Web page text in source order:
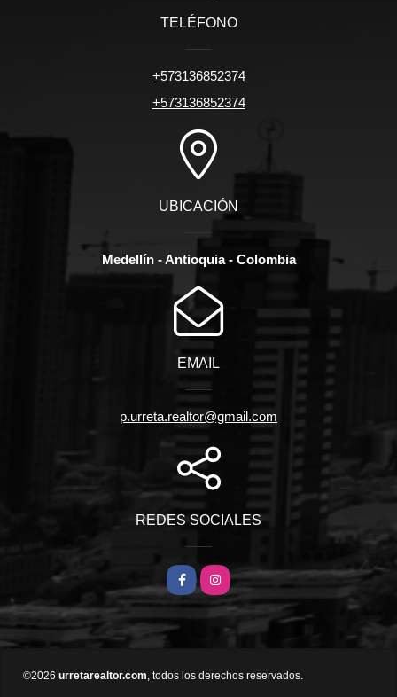
TELÉFONO
+573136852374
+573136852374
UBICACIÓN
Medellín - Antioquia - Colombia
EMAIL
p.urreta.realtor@gmail.com
REDES SOCIALES
FacebookInstagram
©2026 urretarealtor.com, todos los derechos reservados.